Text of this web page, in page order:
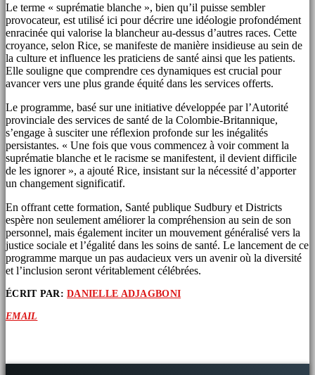
Le terme « suprématie blanche », bien qu’il puisse sembler
provocateur, est utilisé ici pour décrire une idéologie profondément
enracinée qui valorise la blancheur au-dessus d’autres races. Cette
croyance, selon Rice, se manifeste de manière insidieuse au sein de
la culture et influence les praticiens de santé ainsi que les patients.
Elle souligne que comprendre ces dynamiques est crucial pour
avancer vers une plus grande équité dans les services offerts.
Le programme, basé sur une initiative développée par l’Autorité
provinciale des services de santé de la Colombie-Britannique,
s’engage à susciter une réflexion profonde sur les inégalités
persistantes. « Une fois que vous commencez à voir comment la
suprématie blanche et le racisme se manifestent, il devient difficile
de les ignorer », a ajouté Rice, insistant sur la nécessité d’apporter
un changement significatif.
En offrant cette formation, Santé publique Sudbury et Districts
espère non seulement améliorer la compréhension au sein de son
personnel, mais également inciter un mouvement généralisé vers la
justice sociale et l’égalité dans les soins de santé. Le lancement de ce
programme marque un pas audacieux vers un avenir où la diversité
et l’inclusion seront véritablement célébrées.
ÉCRIT PAR:DANIELLE ADJAGBONI
EMAIL